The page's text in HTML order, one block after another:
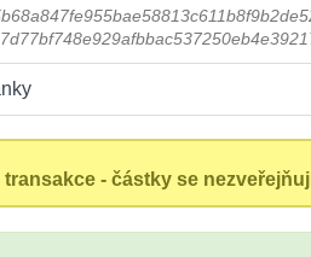
transakce - částky se